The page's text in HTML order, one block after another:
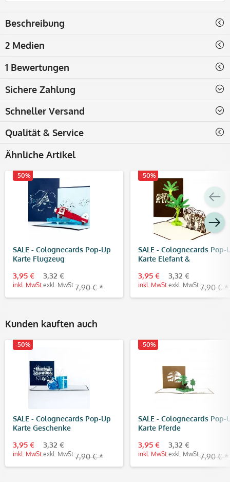
Beschreibung
2 Medien
1 Bewertungen
Sichere Zahlung
Schneller Versand
Qualität & Service
Ähnliche Artikel
-50%
SALE - Colognecards Pop-Up
Karte Flugzeug
3,95 €
inkl. MwSt.
3,32 €
exkl. MwSt. 7,90 € *
-50%
SALE - Colognecards Pop-
Karte Elefant &
3,95 €
inkl. MwSt.
3,32 €
exkl. MwSt. 7,90 € *
Kunden kauften auch
-50%
SALE - Colognecards Pop-Up
Karte Geschenke
3,95 €
inkl. MwSt.
3,32 €
exkl. MwSt. 7,90 € *
-50%
SALE - Colognecards Pop-
Karte Pferde
3,95 €
inkl. MwSt.
3,32 €
exkl. MwSt. 7,90 € *